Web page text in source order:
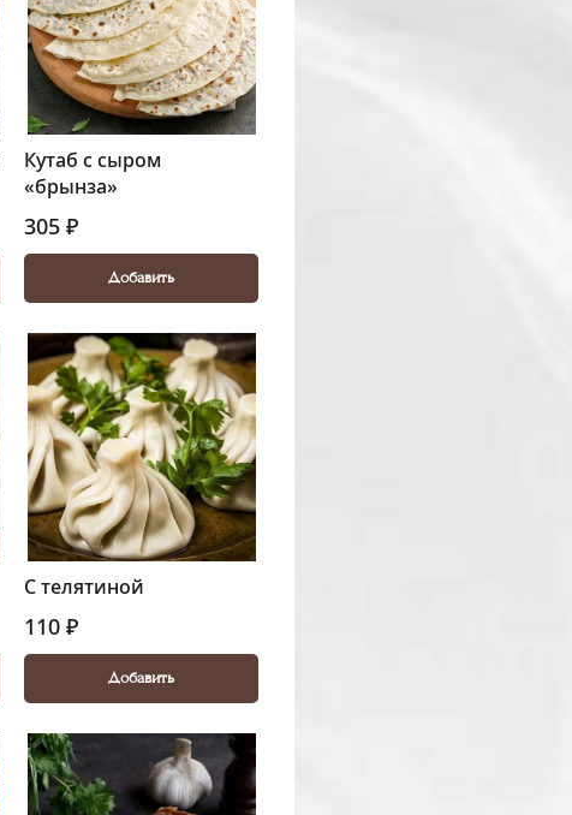
Кутаб с сыром
«брынза»
305 ₽
Добавить
С телятиной
110 ₽
Добавить